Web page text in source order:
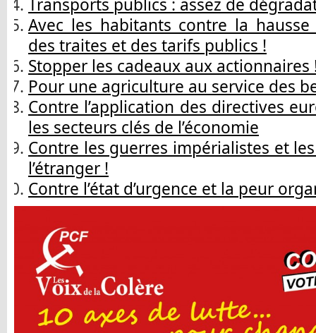
Transports publics : assez de
Avec les habitants contre la
des traites et des tarifs publics !
Stopper les cadeaux aux actionnaires
Pour une agriculture au service des
Contre l’application des directives
les secteurs clés de l’économie
Contre les guerres impérialistes et
l’étranger !
Contre l’état d’urgence et la peur